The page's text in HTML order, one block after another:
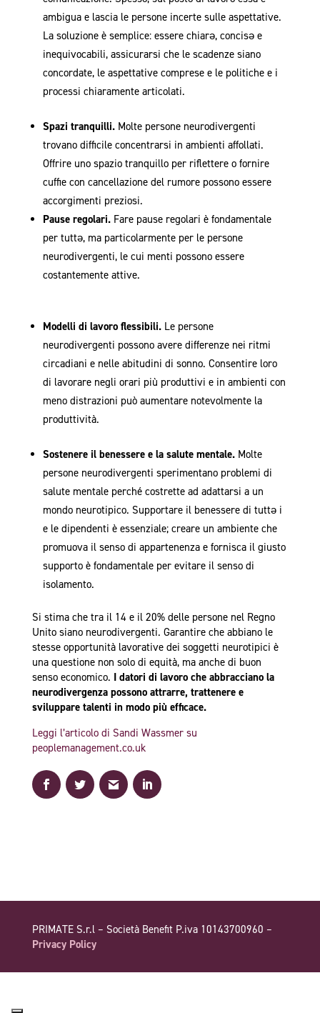
ambigua e lascia le persone incerte sulle aspettative.
La soluzione è semplice: essere chiarǝ, concisǝ e
inequivocabili, assicurarsi che le scadenze siano
concordate, le aspettative comprese e le politiche e i
processi chiaramente articolati.
Spazi tranquilli. Molte persone neurodivergenti
trovano difficile concentrarsi in ambienti affollati.
Offrire uno spazio tranquillo per riflettere o fornire
cuffie con cancellazione del rumore possono essere
accorgimenti preziosi.
Pause regolari. Fare pause regolari è fondamentale
per tuttǝ, ma particolarmente per le persone
neurodivergenti, le cui menti possono essere
costantemente attive.
Modelli di lavoro flessibili. Le persone
neurodivergenti possono avere differenze nei ritmi
circadiani e nelle abitudini di sonno. Consentire loro
di lavorare negli orari più produttivi e in ambienti con
meno distrazioni può aumentare notevolmente la
produttività.
Sostenere il benessere e la salute mentale. Molte
persone neurodivergenti sperimentano problemi di
salute mentale perché costrette ad adattarsi a un
mondo neurotipico. Supportare il benessere di tuttǝ i
e le dipendenti è essenziale; creare un ambiente che
promuova il senso di appartenenza e fornisca il giusto
supporto è fondamentale per evitare il senso di
isolamento.
Si stima che tra il 14 e il 20% delle persone nel Regno
Unito siano neurodivergenti. Garantire che abbiano le
stesse opportunità lavorative dei soggetti neurotipici è
una questione non solo di equità, ma anche di buon
senso economico. I datori di lavoro che abbracciano la
neurodivergenza possono attrarre, trattenere e
sviluppare talenti in modo più efficace.
Leggi l’articolo di Sandi Wassmer su
peoplemanagement.co.uk
PRIMATE S.r.l – Società Benefit P.iva 10143700960 –
Privacy Policy